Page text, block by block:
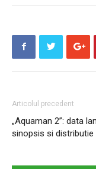
Articolul precedent
„Aquaman 2”: data
sinopsis si distributie